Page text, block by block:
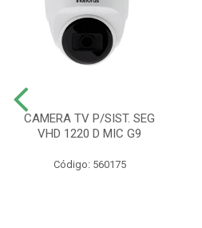
CAMERA TV P/SIST. SEG
VHD 1220 D MIC G9
Código: 560175